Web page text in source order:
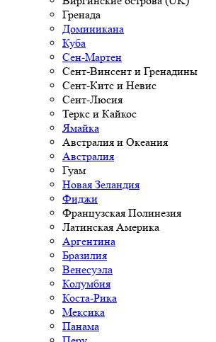
Гренада
Доминикана
Куба
Сен-Мартен
Сент-Винсент и Гренадины
Сент-Китс и Невис
Сент-Люсия
Теркс и Кайкос
Ямайка
Австралия и Океания
Австралия
Гуам
Новая Зеландия
Фиджи
Французская Полинезия
Латинская Америка
Аргентина
Бразилия
Венесуэла
Колумбия
Коста-Рика
Мексика
Панама